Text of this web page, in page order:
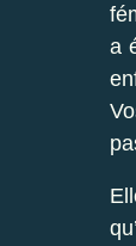
a